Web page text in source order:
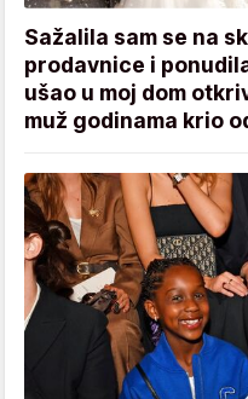
Sažalila sam se na
prodavnice i
ušao u moj dom
muž godinama krio